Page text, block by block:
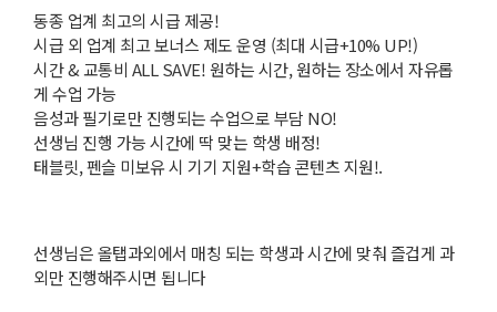
동종 업계 최고의 시급 제공!
시급 외 업계 최고 보너스 제도 운영 (최대 시급+10% UP!)
시간 & 교통비 ALL SAVE! 원하는 시간, 원하는 장소에서 자유롭
게 수업 가능
음성과 필기로만 진행되는 수업으로 부담 NO!
선생님 진행 가능 시간에 딱 맞는 학생 배정!
태블릿, 펜슬 미보유 시 기기 지원+학습 콘텐츠 지원!.
선생님은 올탭과외에서 매칭 되는 학생과 시간에 맞춰 즐겁게 과
외만 진행해주시면 됩니다